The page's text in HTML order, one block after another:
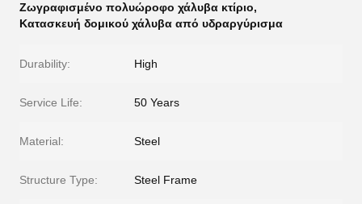
Ζωγραφισμένο πολυώροφο χάλυβα κτίριο,
Κατασκευή δομικού χάλυβα από υδραργύρισμα
Durability: High
Service Life: 50 Years
Material: Steel
Structure Type: Steel Frame